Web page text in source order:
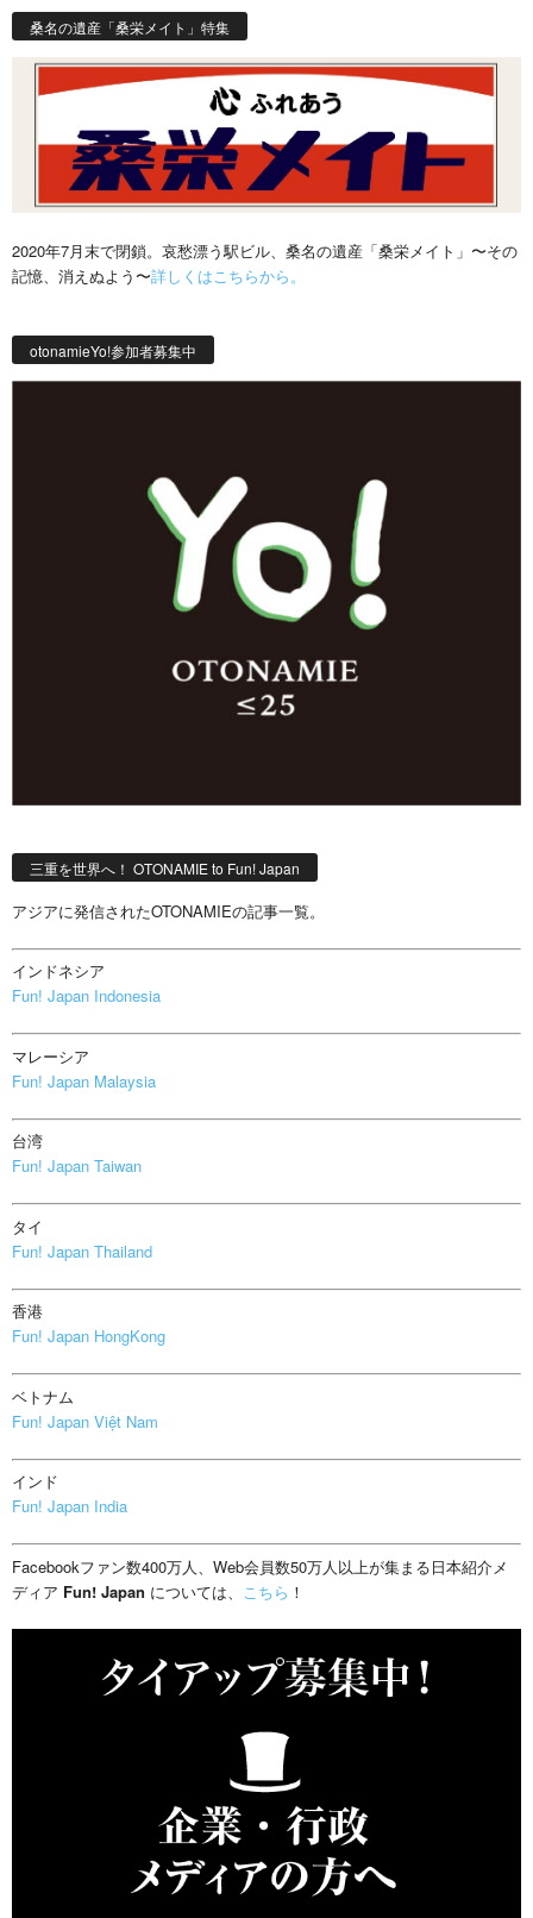
桑名の遺産「桑栄メイト」特集
2020年7月末で閉鎖。哀愁漂う駅ビル、桑名の遺産「桑栄メイト」〜その
記憶、消えぬよう〜詳しくはこちらから。
otonamieYo!参加者募集中
三重を世界へ！ OTONAMIE to Fun! Japan
アジアに発信されたOTONAMIEの記事一覧。
インドネシア
Fun! Japan Indonesia
マレーシア
Fun! Japan Malaysia
台湾
Fun! Japan Taiwan
タイ
Fun! Japan Thailand
香港
Fun! Japan HongKong
ベトナム
Fun! Japan Việt Nam
インド
Fun! Japan India
Facebookファン数400万人、Web会員数50万人以上が集まる日本紹介メ
ディア Fun! Japan については、 こちら ！